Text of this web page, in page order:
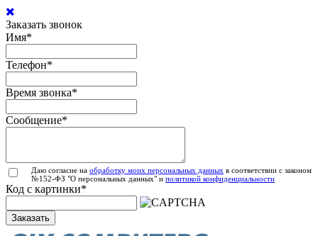
Заказать звонок
Имя*
Телефон*
Время звонка*
Сообщение*
Даю согласие на обработку моих персональных данных в соответствии с законом
№152-ФЗ "О персональных данных" и политикой конфиденциальности
Код с картинки*
Заказать